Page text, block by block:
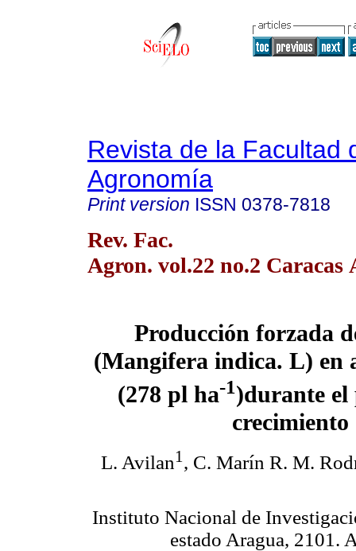
Revista de la Facultad
Agronomía
Print version ISSN 0378-7818
Rev. Fac.
Agron. vol.22 no.2 Caracas
Producción forzada
(Mangifera indica. L) en
(278 pl ha-1)durante el
crecimiento
L. Avilan1 , C. Marín R. M.
Instituto Nacional de
estado Aragua, 2101.